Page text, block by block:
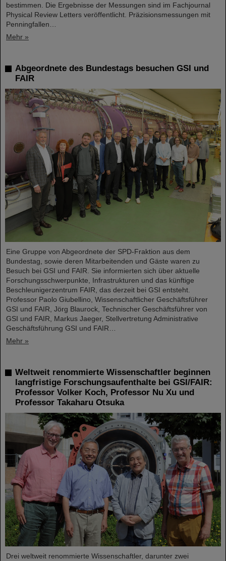
bestimmen. Die Ergebnisse der Messungen sind im Fachjournal
Physical Review Letters veröffentlicht. Präzisionsmessungen mit
Penningfallen…
Mehr »
Abgeordnete des Bundestags besuchen GSI und
FAIR
Eine Gruppe von Abgeordnete der SPD-Fraktion aus dem
Bundestag, sowie deren Mitarbeitenden und Gäste waren zu
Besuch bei GSI und FAIR. Sie informierten sich über aktuelle
Forschungsschwerpunkte, Infrastrukturen und das künftige
Beschleunigerzentrum FAIR, das derzeit bei GSI entsteht.
Professor Paolo Giubellino, Wissenschaftlicher Geschäftsführer
GSI und FAIR, Jörg Blaurock, Technischer Geschäftsführer von
GSI und FAIR, Markus Jaeger, Stellvertretung Administrative
Geschäftsführung GSI und FAIR…
Mehr »
Weltweit renommierte Wissenschaftler beginnen
langfristige Forschungsaufenthalte bei GSI/FAIR:
Professor Volker Koch, Professor Nu Xu und
Professor Takaharu Otsuka
Drei weltweit renommierte Wissenschaftler, darunter zwei